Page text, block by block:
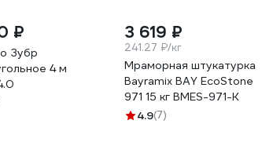
₽
Зубр
4 м
3 619 ₽
241.27 ₽/кг
Мраморная штукатурка
Bayramix BAY EcoStone
971 15 кг BMES-971-K
4.9(7)